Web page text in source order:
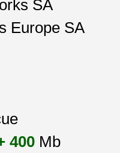
SA
Europe SA
400 Mb